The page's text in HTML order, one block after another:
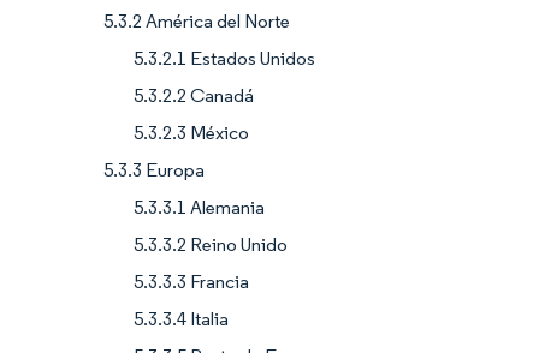
5.3.2 América del Norte
5.3.2.1 Estados Unidos
5.3.2.2 Canadá
5.3.2.3 México
5.3.3 Europa
5.3.3.1 Alemania
5.3.3.2 Reino Unido
5.3.3.3 Francia
5.3.3.4 Italia